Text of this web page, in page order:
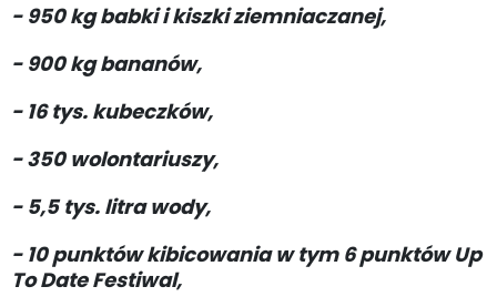
- 950 kg babki i kiszki ziemniaczanej,
- 900 kg bananów,
- 16 tys. kubeczków,
- 350 wolontariuszy,
- 5,5 tys. litra wody,
- 10 punktów kibicowania w tym 6 punktów Up
To Date Festiwal,